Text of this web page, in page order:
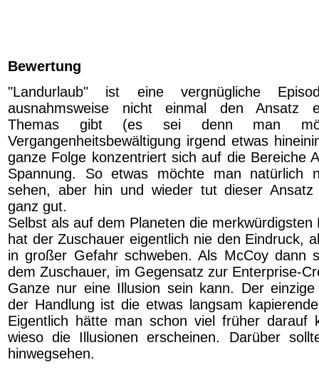
Bewertung
"Landurlaub" ist eine vergnügliche
ausnahmsweise nicht einmal den Ansatz
Themas gibt (es sei denn man
Vergangenheitsbewältigung irgend etwas
ganze Folge konzentriert sich auf die Bereiche
Spannung. So etwas möchte man natürlich
sehen, aber hin und wieder tut dieser
ganz gut.
Selbst als auf dem Planeten die merkwürdigsten
hat der Zuschauer eigentlich nie den Eindruck,
in großer Gefahr schweben. Als McCoy dann
dem Zuschauer, im Gegensatz zur Enterprise-
Ganze nur eine Illusion sein kann. Der einzige
der Handlung ist die etwas langsam
Eigentlich hätte man schon viel früher darauf
wieso die Illusionen erscheinen. Darüber
hinwegsehen.